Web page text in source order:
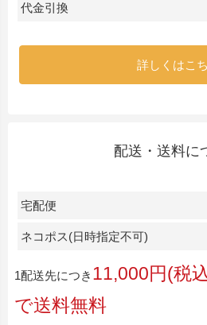
代金引換
詳しくはこ
配送・送料に
宅配便
ネコポス(日時指定不可)
1配送先につき 11,000円(税
で送料無料